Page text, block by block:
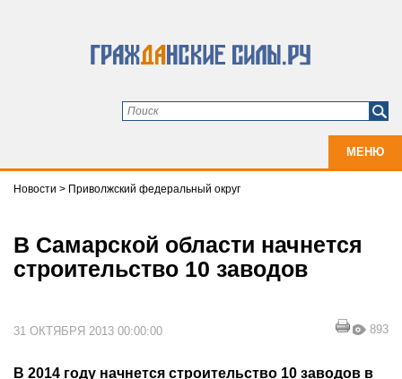
МЕНЮ
Новости > Приволжский федеральный округ
В Самарской области начнется
строительство 10 заводов
31 ОКТЯБРЯ 2013 00:00:00 893
В 2014 году начнется строительство 10 заводов в